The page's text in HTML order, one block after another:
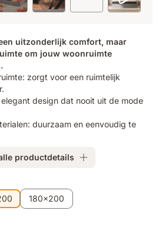
uitzonderlijk comfort, maar
om jouw woonruimte
zorgt voor een ruimtelijk
design dat nooit uit de mode
duurzaam en eenvoudig te
productdetails
180x200